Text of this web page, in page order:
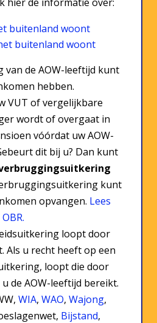
buitenland woont
buitenland woont
van de AOW-leeftijd kunt
hebben.
VUT of vergelijkbare
wordt of overgaat in
vóórdat uw AOW-
dit bij u? Dan kunt
kunt
opvangen. Lees
loopt door
Als u recht heeft op een
loopt die door
de AOW-leeftijd bereikt.
WIA,WAO,Wajong,
Bijstand,